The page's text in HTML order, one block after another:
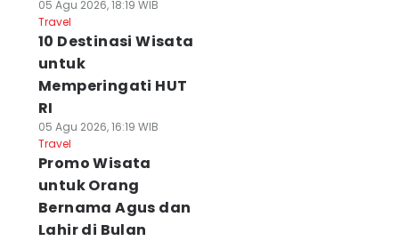
05 Agu 2026, 18:19 WIB
Travel
10 Destinasi Wisata
untuk
Memperingati HUT
RI
05 Agu 2026, 16:19 WIB
Travel
Promo Wisata
untuk Orang
Bernama Agus dan
Lahir di Bulan